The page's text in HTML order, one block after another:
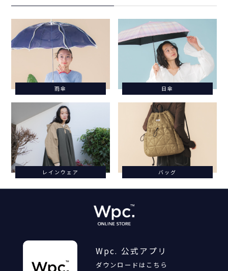
雨傘 日傘
レインウェア バッグ
Wpc. 公式アプリ
ダウンロードはこちら